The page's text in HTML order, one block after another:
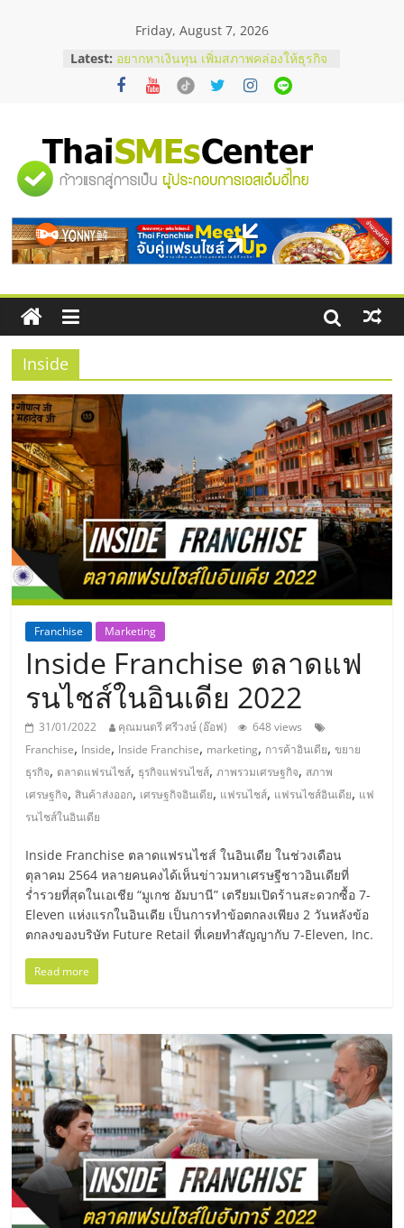
Friday, August 7, 2026
Latest:
บริษัท Cybersecurity ในไทยที่ไหนดี?
วิธีเลือกผู้ให้บริการให้คุ้มค่าและตอบ
โจทย์ธุรกิจ
สัมมนาออนไลน์ โอกาสบริหารสถานี
บริการน้ำมัน Shell
สัมมนาลงทุน แฟรนไชส์ยอนนี่
ThaiFranchise Meet Up จับคู่แฟรน
ร้านเครื่องเสียงคุณภาพสูง พร้อม
โซลูชันระบบภาพและเสียง
"ศูนย์
รวม
ข้อมูล
ธุรกิจ
SME
แห่ง
ประเทศไทย,
ThaiSMEsCenter,
รวม
ธุรกิจ
เอ
ส
เอ็
มอี
ไทย,
SMEs,
แฟ
รน
ไชส์,
ที่
ปรึกษา
Inside
Franchise Marketing
Inside Franchise ตลาดแฟ
รนไชส์ในอินเดีย 2022
31/01/2022 คุณมนตรี ศรีวงษ์ (อ๊อฟ)
648 views
Franchise, Inside, Inside Franchise, marketing, การค้าอินเดีย,ขยาย
ธุรกิจ, ตลาดแฟรนไชส์, ธุรกิจแฟรนไชส์,ภาพรวมเศรษฐกิจ, สภาพ
เศรษฐกิจ,สินค้าส่งออก, เศรษฐกิจอินเดีย, แฟรนไชส์, แฟรนไชส์อินเดีย, แฟ
รนไชส์ในอินเดีย
Inside Franchise ตลาดแฟรนไชส์ ในอินเดีย ในช่วงเดือน
ตุลาคม 2564 หลายคนคงได้เห็นข่าวมหาเศรษฐีชาวอินเดียที่
ร่ำรวยที่สุดในเอเชีย “มูเกช อัมบานี” เตรียมเปิดร้านสะดวกซื้อ 7-
Eleven แห่งแรกในอินเดีย เป็นการทำข้อตกลงเพียง 2 วันหลังข้อ
ตกลงของบริษัท Future Retail ที่เคยทำสัญญากับ 7-Eleven, Inc.
Read more